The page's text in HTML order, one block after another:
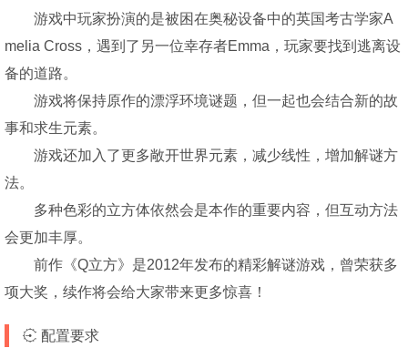
游戏中玩家扮演的是被困在奥秘设备中的英国考古学家A
melia Cross，遇到了另一位幸存者Emma，玩家要找到逃离设
备的道路。
游戏将保持原作的漂浮环境谜题，但一起也会结合新的故
事和求生元素。
游戏还加入了更多敞开世界元素，减少线性，增加解谜方
法。
多种色彩的立方体依然会是本作的重要内容，但互动方法
会更加丰厚。
前作《Q立方》是2012年发布的精彩解谜游戏，曾荣获多
项大奖，续作将会给大家带来更多惊喜！
配置要求